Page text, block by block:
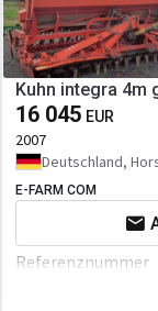
Kuhn integra 4m
16 045 EUR
2007
Deutschland,
E-FARM COM
Referenznummer